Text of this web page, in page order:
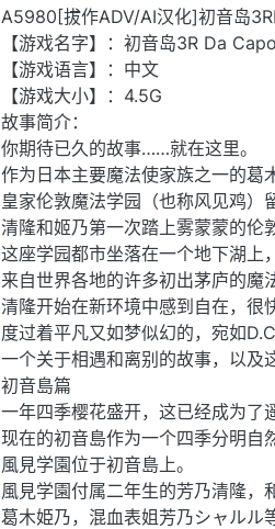
A5980[拔作ADV/AI汉化]初音岛
【游戏名字】：初音岛3R Da
【游戏语言】：中文
【游戏大小】：4.5G
故事简介：
你期待已久的故事……就在这里。
作为日本主要魔法使家族之一的葛
皇家伦敦魔法学园（也称风见鸡）
清隆和姬乃第一次踏上雾蒙蒙的伦
这座学园都市坐落在一个地下湖上
来自世界各地的许多初出茅庐的魔
清隆开始在新环境中感到自在，很
度过着平凡又如梦似幻的，宛如
一个关于相遇和离别的故事，以及
初音島篇
一年四季樱花盛开，这已经成为了
现在的初音島作为一个四季分明自
風見学園位于初音島上。
風見学園付属二年生的芳乃清隆
葛木姫乃，混血表姐芳乃シャルル